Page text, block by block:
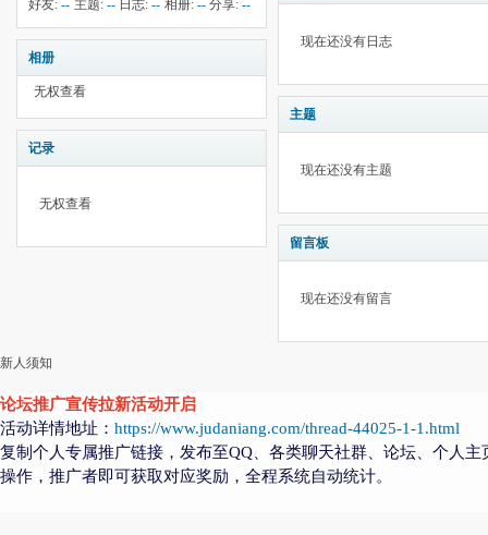
好友: -- 主题: -- 日志:-- 相册: -- 分享:--
相册
无权查看
记录
无权查看
现在还没有日志
主题
现在还没有主题
留言板
现在还没有留言
新人须知
论坛推广宣传拉新活动开启
活动详情地址： https://www.judaniang.com/thread-44025-1-1.html
复制个人专属推广链接，发布至QQ、各类聊天社群、论坛、个人
操作，推广者即可获取对应奖励，全程系统自动统计。